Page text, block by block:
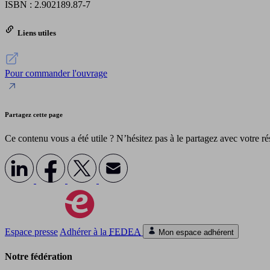
ISBN : 2.902189.87-7
Liens utiles
Pour commander l'ouvrage
Partagez cette page
Ce contenu vous a été utile ? N’hésitez pas à le partagez avec votre
Espace presse Adhérer à la FEDEA Mon espace adhérent
Notre fédération